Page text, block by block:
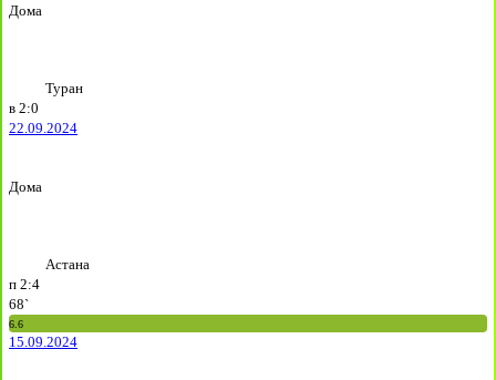
Дома
Туран
в 2:0
22.09.2024
Дома
Астана
п 2:4
68`
6.6
15.09.2024